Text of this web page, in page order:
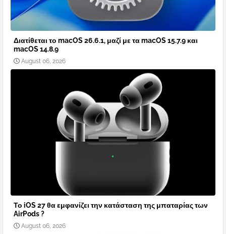
Διατίθεται το macOS 26.6.1, μαζί με τα macOS 15.7.9 και
macOS 14.8.9
August 06, 2026
Το iOS 27 θα εμφανίζει την κατάσταση της μπαταρίας των
AirPods ?
August 06, 2026